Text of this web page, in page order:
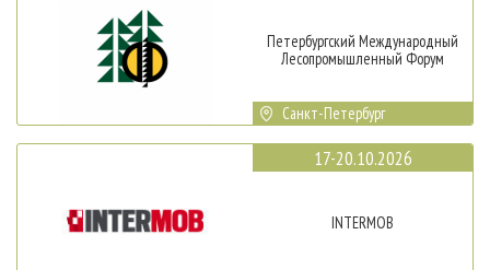
Петербургский Международный
Лесопромышленный Форум
Санкт-Петербург
17-20.10.2026
INTERMOB